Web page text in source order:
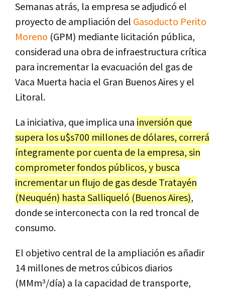
Semanas atrás, la empresa se adjudicó el
proyecto de ampliación del Gasoducto Perito
Moreno (GPM) mediante licitación pública,
considerad una obra de infraestructura crítica
para incrementar la evacuación del gas de
Vaca Muerta hacia el Gran Buenos Aires y el
Litoral.
La iniciativa, que implica una inversión que
supera los u$s700 millones de dólares, correrá
íntegramente por cuenta de la empresa, sin
comprometer fondos públicos, y busca
incrementar un flujo de gas desde Tratayén
(Neuquén) hasta Salliqueló (Buenos Aires),
donde se interconecta con la red troncal de
consumo.
El objetivo central de la ampliación es añadir
14 millones de metros cúbicos diarios
(MMm³/día) a la capacidad de transporte,